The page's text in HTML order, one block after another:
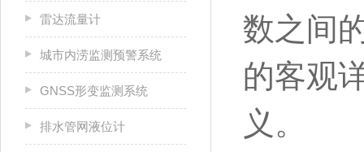
雷达流量计
城市内涝监测预警系统
GNSS形变监测系统
排水管网液位计
数之间
的客观
义。